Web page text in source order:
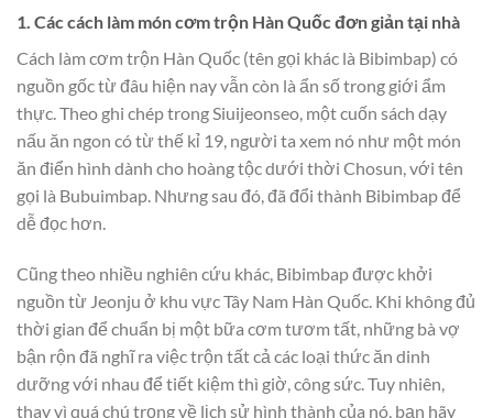
1. Các cách làm món cơm trộn Hàn Quốc đơn giản tại nhà
Cách làm cơm trộn Hàn Quốc (tên gọi khác là Bibimbap) có
nguồn gốc từ đâu hiện nay vẫn còn là ẩn số trong giới ẩm
thực. Theo ghi chép trong Siuijeonseo, một cuốn sách dạy
nấu ăn ngon có từ thế kỉ 19, người ta xem nó như một món
ăn điển hình dành cho hoàng tộc dưới thời Chosun, với tên
gọi là Bubuimbap. Nhưng sau đó, đã đổi thành Bibimbap để
dễ đọc hơn.
Cũng theo nhiều nghiên cứu khác, Bibimbap được khởi
nguồn từ Jeonju ở khu vực Tây Nam Hàn Quốc. Khi không đủ
thời gian để chuẩn bị một bữa cơm tươm tất, những bà vợ
bận rộn đã nghĩ ra việc trộn tất cả các loại thức ăn dinh
dưỡng với nhau để tiết kiệm thì giờ, công sức. Tuy nhiên,
thay vì quá chú trọng về lịch sử hình thành của nó, bạn hãy